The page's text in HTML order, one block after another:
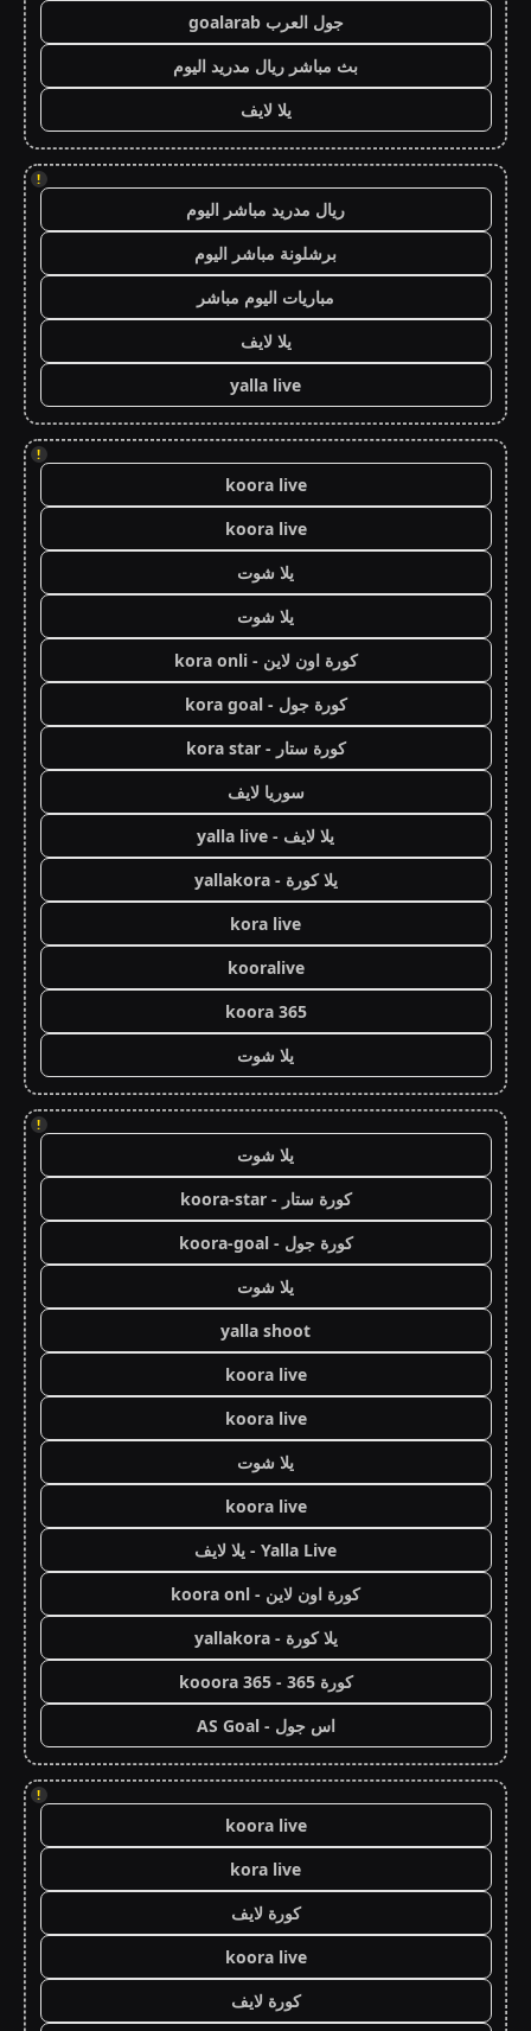
جول العرب goalarab
بث مباشر ريال مدريد اليوم
يلا لايف
!
ريال مدريد مباشر اليوم
برشلونة مباشر اليوم
مباريات اليوم مباشر
يلا لايف
yalla live
!
koora live
koora live
يلا شوت
يلا شوت
كورة اون لاين - kora onli
كورة جول - kora goal
كورة ستار - kora star
سوريا لايف
يلا لايف - yalla live
يلا كورة - yallakora
kora live
kooralive
koora 365
يلا شوت
!
يلا شوت
كورة ستار - koora-star
كورة جول - koora-goal
يلا شوت
yalla shoot
koora live
koora live
يلا شوت
koora live
Yalla Live - يلا لايف
كورة اون لاين - koora onl
يلا كورة - yallakora
كورة 365 - kooora 365
اس جول - AS Goal
!
koora live
kora live
كورة لايف
koora live
كورة لايف